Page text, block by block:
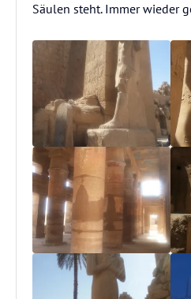
Säulen steht. Immer wieder